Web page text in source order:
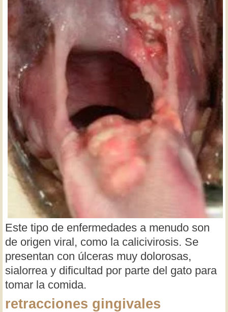
Este tipo de enfermedades a menudo son
de origen viral, como la calicivirosis. Se
presentan con úlceras muy dolorosas,
sialorrea y dificultad por parte del gato para
tomar la comida.
retracciones gingivales